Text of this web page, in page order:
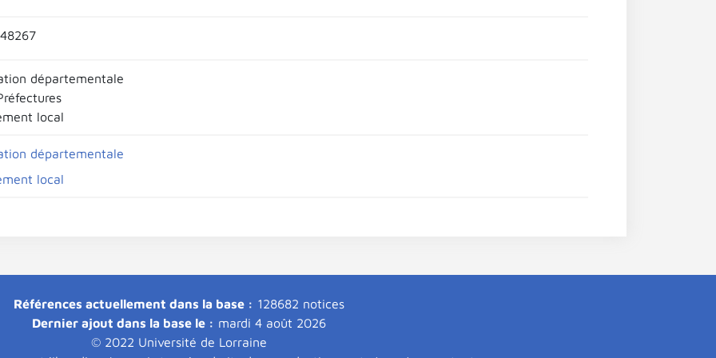
départementale
local
départementale
local
Références actuellement dans la base : 128682 notices
Dernier ajout dans la base le : mardi 4 août 2026
© 2022 Université de Lorraine